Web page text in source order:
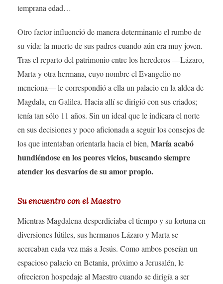
temprana edad…
Otro factor influenció de manera determinante el rumbo de
su vida: la muerte de sus padres cuando aún era muy joven.
Tras el reparto del patrimonio entre los herederos —Lázaro,
Marta y otra hermana, cuyo nombre el Evangelio no
menciona— le correspondió a ella un palacio en la aldea de
Magdala, en Galilea. Hacia allí se dirigió con sus criados;
tenía tan sólo 11 años. Sin un ideal que le indicara el norte
en sus decisiones y poco aficionada a seguir los consejos de
los que intentaban orientarla hacia el bien, María acabó
hundiéndose en los peores vicios, buscando siempre
atender los desvaríos de su amor propio.
Su encuentro con el Maestro
Mientras Magdalena desperdiciaba el tiempo y su fortuna en
diversiones fútiles, sus hermanos Lázaro y Marta se
acercaban cada vez más a Jesús. Como ambos poseían un
espacioso palacio en Betania, próximo a Jerusalén, le
ofrecieron hospedaje al Maestro cuando se dirigía a ser